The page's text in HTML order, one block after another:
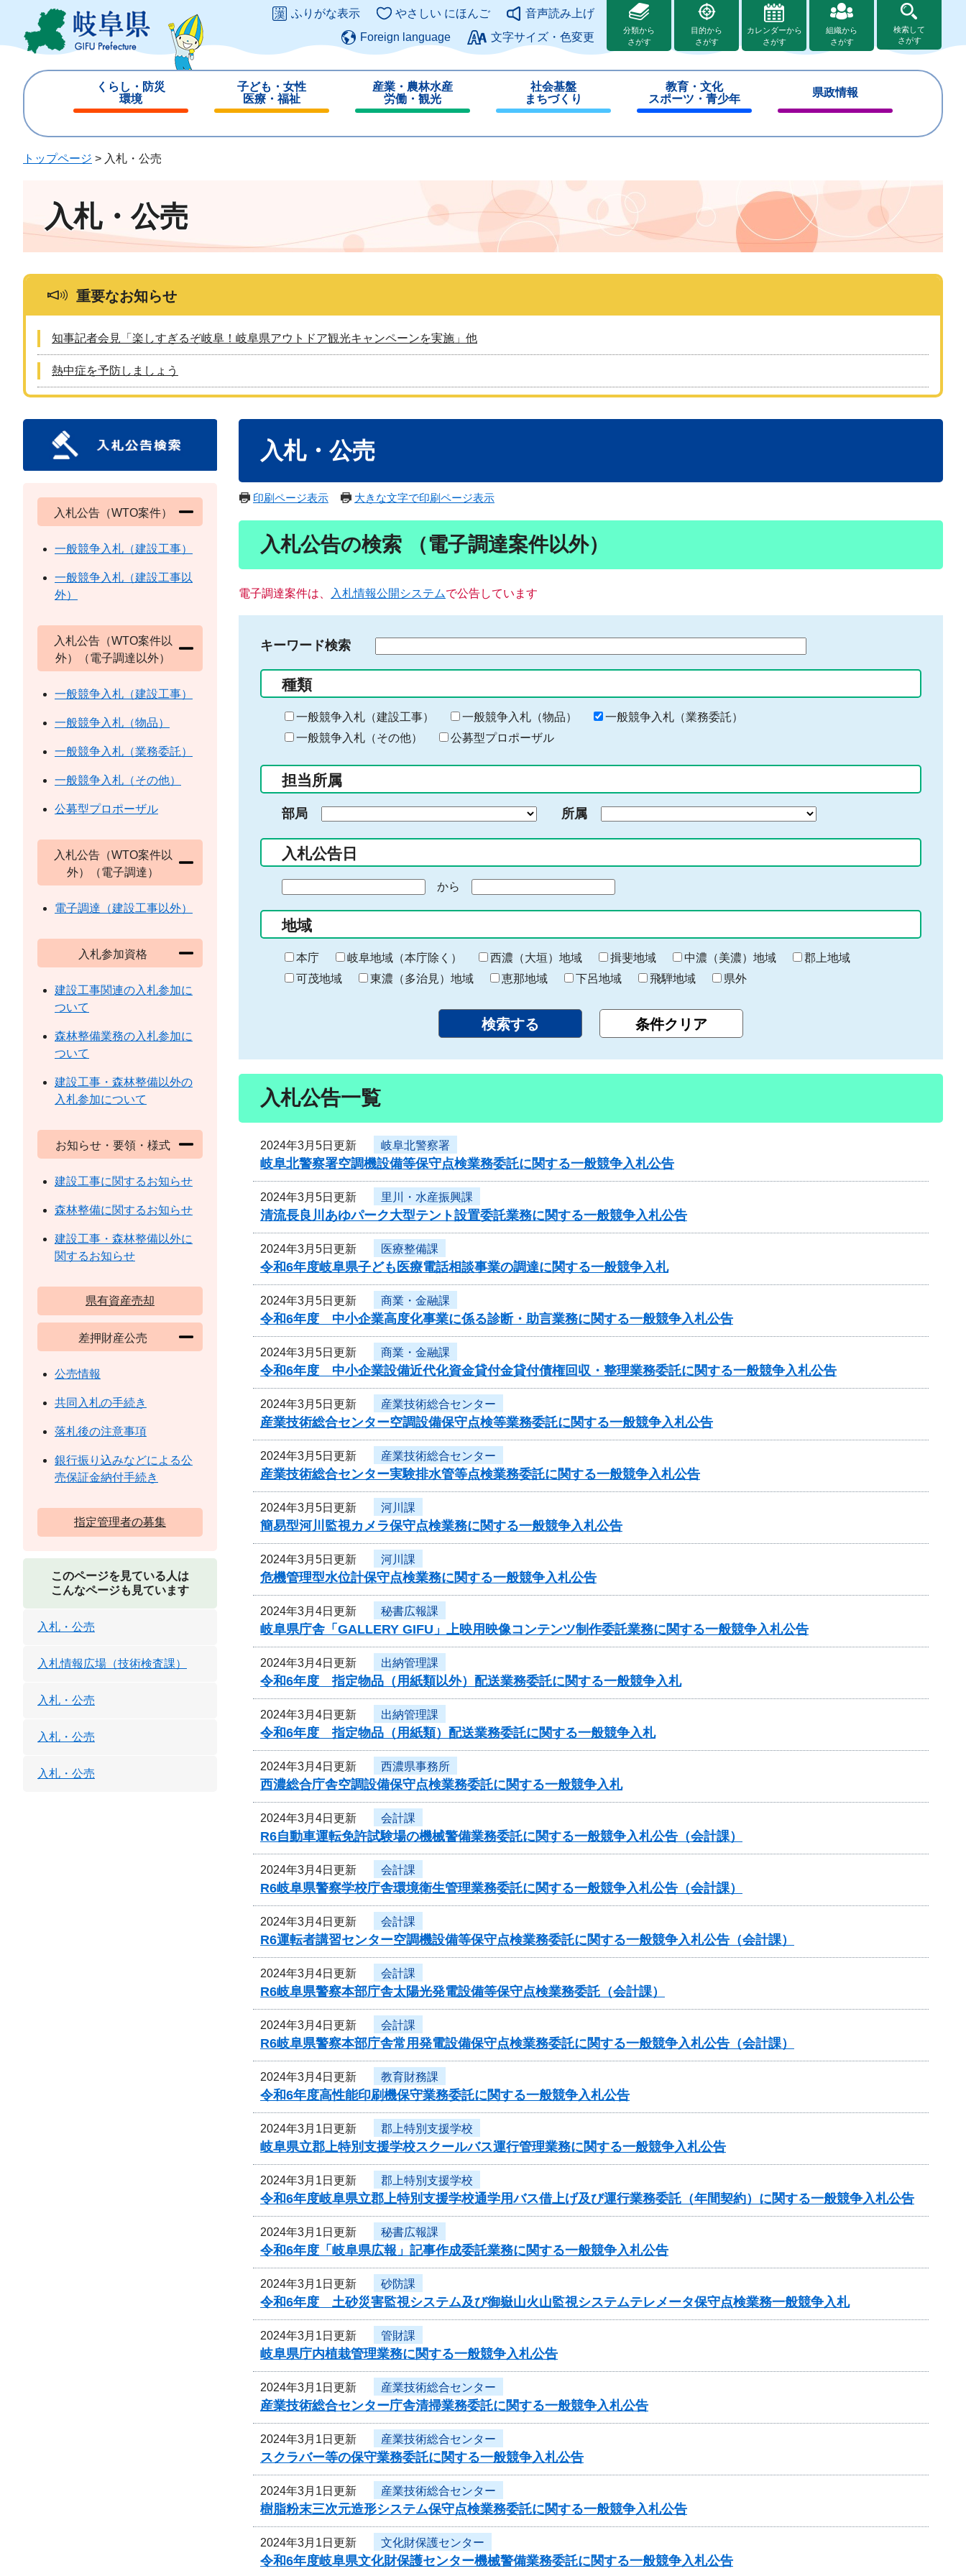
ジ
ュ
このページの本文へ
ふりがな表示 やさしい にほんご
音声読み上げ
Foreign language
文字サイズ・色変更
分類から
さがす
目的から
さがす
カレンダーから
さがす
組織から
さがす
検索して
さがす
くらし・防災
環境
じ
子ども・女性
医療・福祉
じ
産業・農林水産
労働・観光
じ
社会基盤
まちづくり
じ
教育・文化
スポーツ・青少年
じ
県政情報
じ
トップページ > 入札・公売
入札・公売
重要なお知らせ
知事記者会見「楽しすぎるぞ岐阜！岐阜県アウトドア観光キャンペーンを実施」他
熱中症を予防しましょう
入札・公売
印刷ページ表示 大きな文字で印刷ページ表示
入札公告の検索 （電子調達案件以外）
電子調達案件は、 入札情報公開システムで公告しています
キーワード検索
る
キ
ー
ー
入
力
種類
一般競争入札（建設工事） 一般競争入札（物品）
一般競争入札（業務委託）
一般競争入札（その他）
公募型プロポーザル
担当所属
部局 所属
入札公告日
の
始
ま
り
から
終
わ
り
地域
本庁 岐阜地域（本庁除く） 西濃（大垣）地域 揖斐地域 中濃（美濃）地域
郡上地域
可茂地域
東濃（多治見）地域 恵那地域 下呂地域 飛騨地域 県外
入札公告一覧
2024年3月5日更新 岐阜北警察署
岐阜北警察署空調機設備等保守点検業務委託に関する一般競争入札公告
2024年3月5日更新 里川・水産振興課
清流長良川あゆパーク大型テント設置委託業務に関する一般競争入札公告
2024年3月5日更新 医療整備課
令和6年度岐阜県子ども医療電話相談事業の調達に関する一般競争入札
2024年3月5日更新 商業・金融課
令和6年度 中小企業高度化事業に係る診断・助言業務に関する一般競争入札公告
2024年3月5日更新 商業・金融課
令和6年度 中小企業設備近代化資金貸付金貸付債権回収・整理業務委託に関する一般競争入札公告
2024年3月5日更新 産業技術総合センター
産業技術総合センター空調設備保守点検等業務委託に関する一般競争入札公告
2024年3月5日更新 産業技術総合センター
産業技術総合センター実験排水管等点検業務委託に関する一般競争入札公告
2024年3月5日更新 河川課
簡易型河川監視カメラ保守点検業務に関する一般競争入札公告
2024年3月5日更新 河川課
危機管理型水位計保守点検業務に関する一般競争入札公告
2024年3月4日更新 秘書広報課
岐阜県庁舎「GALLERY GIFU」上映用映像コンテンツ制作委託業務に関する一般競争入札公告
2024年3月4日更新 出納管理課
令和6年度 指定物品（用紙類以外）配送業務委託に関する一般競争入札
2024年3月4日更新 出納管理課
令和6年度 指定物品（用紙類）配送業務委託に関する一般競争入札
2024年3月4日更新 西濃県事務所
西濃総合庁舎空調設備保守点検業務委託に関する一般競争入札
2024年3月4日更新 会計課
R6自動車運転免許試験場の機械警備業務委託に関する一般競争入札公告（会計課）
2024年3月4日更新 会計課
R6岐阜県警察学校庁舎環境衛生管理業務委託に関する一般競争入札公告（会計課）
2024年3月4日更新 会計課
R6運転者講習センター空調機設備等保守点検業務委託に関する一般競争入札公告（会計課）
2024年3月4日更新 会計課
R6岐阜県警察本部庁舎太陽光発電設備等保守点検業務委託（会計課）
2024年3月4日更新 会計課
R6岐阜県警察本部庁舎常用発電設備保守点検業務委託に関する一般競争入札公告（会計課）
2024年3月4日更新 教育財務課
令和6年度高性能印刷機保守業務委託に関する一般競争入札公告
2024年3月1日更新 郡上特別支援学校
岐阜県立郡上特別支援学校スクールバス運行管理業務に関する一般競争入札公告
2024年3月1日更新 郡上特別支援学校
令和6年度岐阜県立郡上特別支援学校通学用バス借上げ及び運行業務委託（年間契約）に関する一般競争入札公告
2024年3月1日更新 秘書広報課
令和6年度「岐阜県広報」記事作成委託業務に関する一般競争入札公告
2024年3月1日更新 砂防課
令和6年度 土砂災害監視システム及び御嶽山火山監視システムテレメータ保守点検業務一般競争入札
2024年3月1日更新 管財課
岐阜県庁内植栽管理業務に関する一般競争入札公告
2024年3月1日更新 産業技術総合センター
産業技術総合センター庁舎清掃業務委託に関する一般競争入札公告
2024年3月1日更新 産業技術総合センター
スクラバー等の保守業務委託に関する一般競争入札公告
2024年3月1日更新 産業技術総合センター
樹脂粉末三次元造形システム保守点検業務委託に関する一般競争入札公告
2024年3月1日更新 文化財保護センター
令和6年度岐阜県文化財保護センター機械警備業務委託に関する一般競争入札公告
入札公告（WTO案件）
一般競争入札（建設工事）
一般競争入札（建設工事以
外）
入札公告（WTO案件以
外）（電子調達以外）
一般競争入札（建設工事）
一般競争入札（物品）
一般競争入札（業務委託）
一般競争入札（その他）
公募型プロポーザル
入札公告（WTO案件以
外）（電子調達）
電子調達（建設工事以外）
入札参加資格
建設工事関連の入札参加に
ついて
森林整備業務の入札参加に
ついて
建設工事・森林整備以外の
入札参加について
お知らせ・要領・様式
建設工事に関するお知らせ
森林整備に関するお知らせ
建設工事・森林整備以外に
関するお知らせ
県有資産売却
差押財産公売
公売情報
共同入札の手続き
落札後の注意事項
銀行振り込みなどによる公
売保証金納付手続き
指定管理者の募集
このページを見ている人は
こんなページも見ています
入札・公売
入札情報広場（技術検査課）
入札・公売
入札・公売
入札・公売